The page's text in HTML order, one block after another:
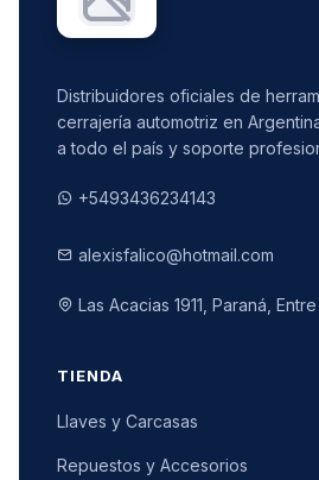
Distribuidores oficiales de
cerrajería automotriz en
a todo el país y soporte
+5493436234143
alexisfalico@hotmail.com
Las Acacias 1911, Paraná,
TIENDA
Llaves y Carcasas
Repuestos y Accesorios